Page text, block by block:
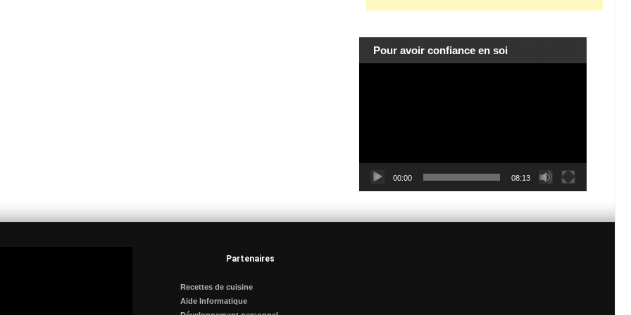
Pour avoir confiance en soi
00:00 08:13
Partenaires
Recettes de cuisine
Aide Informatique